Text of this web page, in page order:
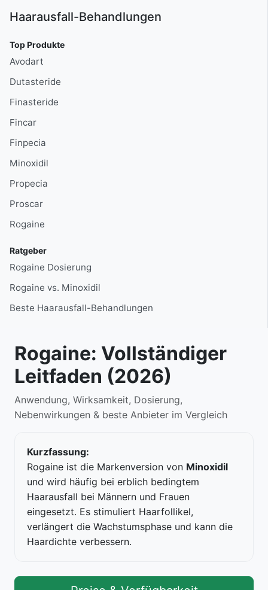
Haarausfall-Behandlungen
Top Produkte
Avodart
Dutasteride
Finasteride
Fincar
Finpecia
Minoxidil
Propecia
Proscar
Rogaine
Ratgeber
Rogaine Dosierung
Rogaine vs. Minoxidil
Beste Haarausfall-Behandlungen
Rogaine: Vollständiger
Leitfaden (2026)
Anwendung, Wirksamkeit, Dosierung,
Nebenwirkungen & beste Anbieter im Vergleich
Kurzfassung:
Rogaine ist die Markenversion von Minoxidil
und wird häufig bei erblich bedingtem
Haarausfall bei Männern und Frauen
eingesetzt. Es stimuliert Haarfollikel,
verlängert die Wachstumsphase und kann die
Haardichte verbessern.